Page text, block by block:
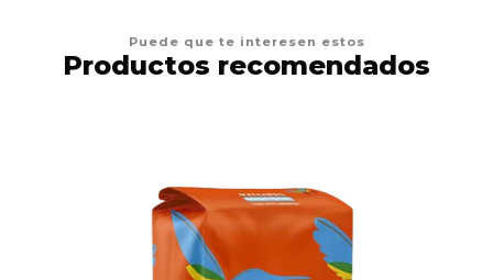
Puede que te interesen estos
Productos recomendados